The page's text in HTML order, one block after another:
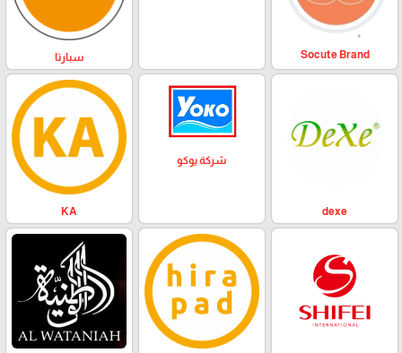
Socute Brand سبارتا
dexe
شركة يوكو
KA